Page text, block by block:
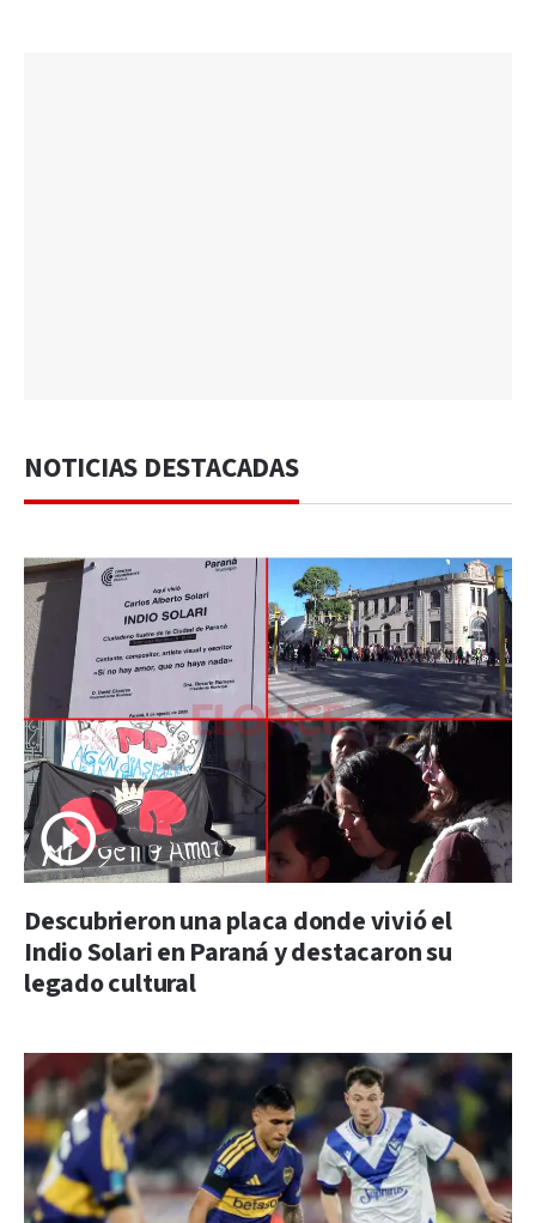
NOTICIAS DESTACADAS
Descubrieron una placa donde vivió el
Indio Solari en Paraná y destacaron su
legado cultural